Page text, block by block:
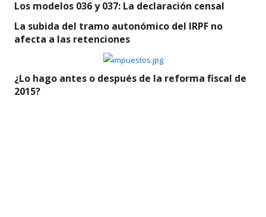
Los modelos 036 y 037: La declaración censal
La subida del tramo autonómico del IRPF no
afecta a las retenciones
¿Lo hago antes o después de la reforma fiscal de
2015?